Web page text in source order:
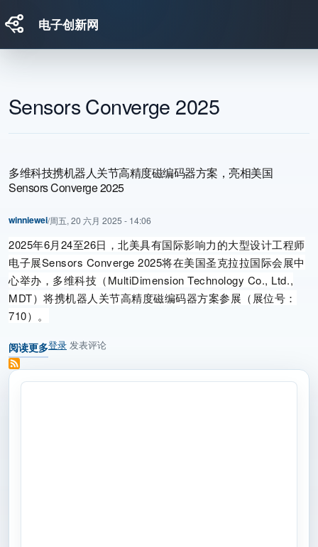
电子创新网
Sensors Converge 2025
多维科技携机器人关节高精度磁编码器方案，亮相美国
Sensors Converge 2025
winniewei/周五, 20 六月 2025 - 14:06
2025年6月24至26日，北美具有国际影响力的大型设计工程师
电子展Sensors Converge 2025将在美国圣克拉拉国际会展中
心举办，多维科技（MultiDimension Technology Co., Ltd.,
MDT）将携机器人关节高精度磁编码器方案参展（展位号：
710）。
阅读更多
关于 多维科技携机器人关节高精度磁编码器方案，亮相美国Sensors
登录 发表评论